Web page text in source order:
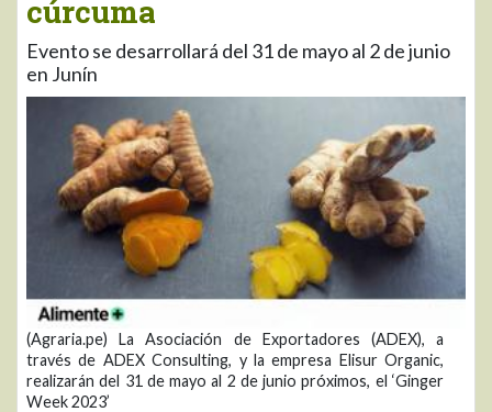
cúrcuma
Evento se desarrollará del 31 de mayo al 2 de junio
en Junín
(Agraria.pe) La Asociación de Exportadores (ADEX), a
través de ADEX Consulting, y la empresa Elisur Organic,
realizarán del 31 de mayo al 2 de junio próximos, el ‘Ginger
Week 2023’